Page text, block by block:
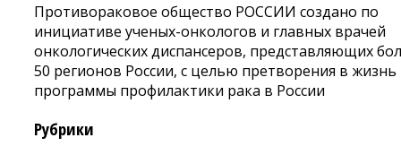
Противораковое общество РОССИИ создано по
инициативе ученых-онкологов и главных врачей
онкологических диспансеров, представляющих
50 регионов России, с целью претворения в жизнь
программы профилактики рака в России
Рубрики